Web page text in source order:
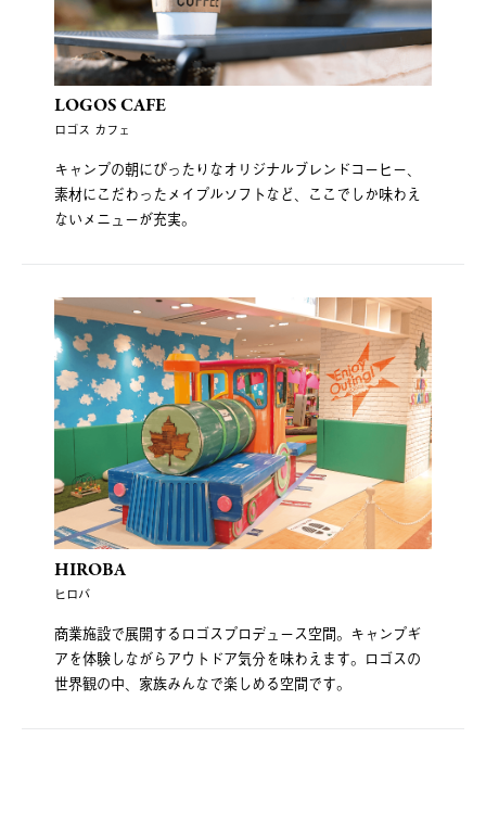
LOGOS CAFE
ロゴス カフェ
キャンプの朝にぴったりなオリジナルブレンドコーヒー、
素材にこだわったメイプルソフトなど、ここでしか味わえ
ないメニューが充実。
HIROBA
ヒロバ
商業施設で展開するロゴスプロデュース空間。キャンプギ
アを体験しながらアウトドア気分を味わえます。ロゴスの
世界観の中、家族みんなで楽しめる空間です。